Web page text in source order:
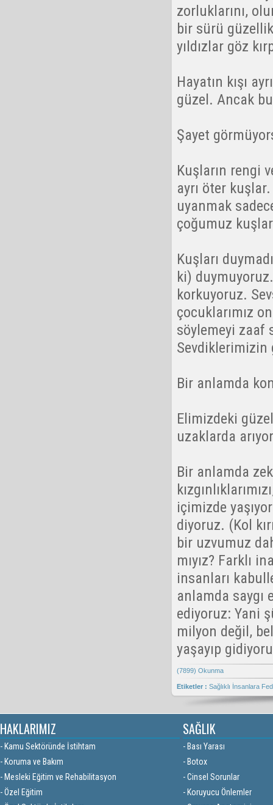
zorluklarını,
bir sürü
yıldızlar göz
Hayatın kışı
güzel. Ancak
Şayet
Kuşların rengi
ayrı öter
uyanmak
çoğumuz
Kuşları
ki)
korkuyoruz.
çocuklarımız
söylemeyi zaaf
Bir anlamda
Elimizdeki
uzaklarda
Bir anlamda
içimizde
diyoruz. (Kol
bir uzvumuz
mıyız? Farklı
insanları
anlamda saygı
ediyoruz: Yani
milyon değil,
yaşayıp
(7899) Okunma
Etiketler : Sağlıklı İnsanlara
HAKLARIMIZ
- Kamu Sektöründe İstihtam
- Koruma ve Bakım
- Mesleki Eğitim ve Rehabilitasyon
- Özel Eğitim
SAĞLIK
- Bası Yarası
- Botox
- Cinsel Sorunlar
- Koruyucu Önlemler